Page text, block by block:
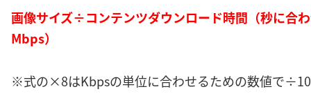
画像サイズ÷コンテンツダウンロード時間（秒に
Mbps）
※式の×8はKbpsの単位に合わせるための数値で